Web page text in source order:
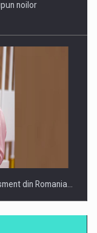
noilor
din Romania…